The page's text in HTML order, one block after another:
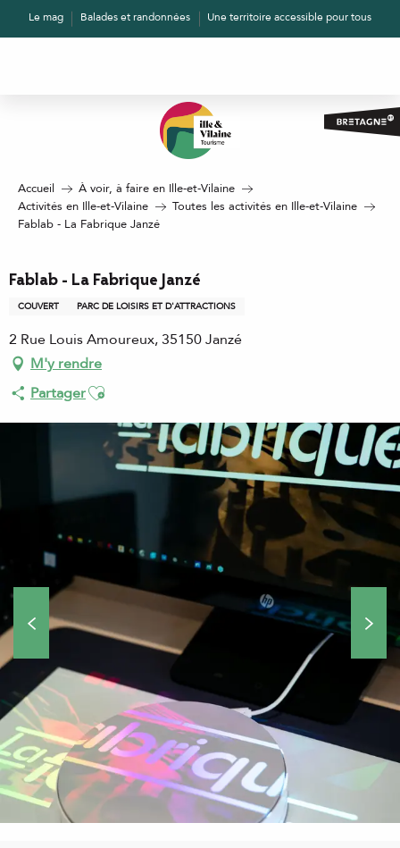
AllerLe mag Balades et randonnées Une territoire accessible pour tous
Accueil
À voir, à faire en Ille-et-Vilaine
Activités en Ille-et-Vilaine
Toutes les activités en Ille-et-Vilaine
Fablab - La Fabrique Janzé
Fablab - La Fabrique Janzé
COUVERT PARC DE LOISIRS ET D'ATTRACTIONS
2 Rue Louis Amoureux, 35150 Janzé
M'y rendre
PartagerAjouter aux favoris